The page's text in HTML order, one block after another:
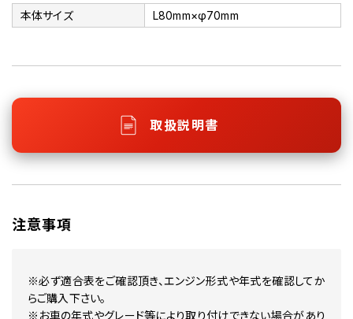
本体サイズ L80mm×φ70mm
取扱説明書
注意事項
※必ず適合表をご確認頂き、エンジン形式や年式を確認してか
らご購入下さい。
※お車の年式やグレード等により取り付けできない場合があり